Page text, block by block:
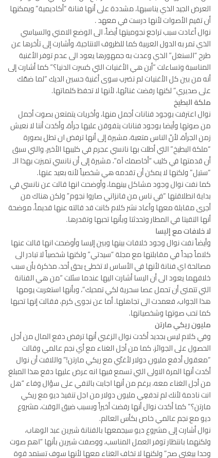
العرض الجيد الذي يناسبها، مشددة على أنها فنانة “أكاديمية” ويمكنها
أن تقيم الأصوات لأنها درست في معهد .
نوال أعادت سبب تراجع نجوميتها أيضاً، الى الوضع الامني والسياسي
الذي تمر به الدول العربية كما للظروف الانتاجية، وأشارت إلى تأخرها عن
طرح “السنغل” الذي وعدت به جمهورها يعود الى عدم توفر الأغنية
المناسبة وتساءلت “أين هي الأغنيات التي كسرت الدنيا؟” كما أشارت إلى
أنه من بين كل الأغنيات لم تضرب سوى أغنية حسين الديك “لما ضمّك
على صديري” لكنها رفضت غنائها، لأنها لا تحفظ كلماتها.
ملكة البطيخ
نوال اعترفت بوجود فنانات أجمل منها، وأخريات يتمتعن بصوت أجمل
من صوتها وأيضا بوجود فنانات يتفوقن عليها جرأة، وأكدت أننا لا نعيش
زمن الجرأة، لأنّ الناس متعبة، مشيرة إلى أنها ترفض ان تطل بصورة
“ملكة البطيخ” التي أطلت بها نانسي عجرم في كليبها الأخير، والتي سبق
أن قدمتها في كليب “أخاصمك آه”، مشيرة إلى أن نانسي تميزت بهذا الـ
“ستيل” ولكنها لا يمكن أن تقدمه هي شخصياً لأنه بعيد عنها.
كما نفت نوال وجود مشاكل بينهما، وأوضحت انها قالت عن نانسي في
بداية انطلاقتها “في ناس من فانزاتي صاروا نجوم” ولكن هناك من
أجرى مقابلة معها وأعاد نشر كلام كانت قد قالته عنها قديماً، موضحة
أنها التقيتا في المطار وتحدثتا وبأنها تحبها وتقدرها.
لا خلافات مع إليسا
وأيضاً نفت نوال وجود خلافات بينها وبين إليسا وأوضحت انها قالت عنها
كلاماً جيداً في مقابلتها مع مجلة “سيدتي” ولكنها شخصياً لا تبادر الى
مصالحة اي فنانة لأنها في الأساس لا تخطئ بحق أحد، مذكرة بأن سبب
خلافهما يعود الى أن اليسا أشارت اليها عندما سئلت “من هي الفنانة
التي تتمنى أن تحمل عصا سحرية لكي تمحيك”، وبأنها استغربت يومها
هذا الجواب، فعمدت الى تجاهلها. أما عن نجوى كرم، فقالت إنها تحبها
كما تحب صوتها وشخصياتها.
مليون ريكي مارتن
وفي كلام ليس بجديد أكدت نوال الزغبي أنها ترفض دفع المال من أجل
الحصول على الجوائز، كما من أجل الغناء مع أي نجم عالمي وقالت
“معقول أدفع مليون دولار لأغنّي مع ريكي مارتن!” واللافت أن نوال
أكدت أنها المرة الاولى التي تسمع فيها انه عرض عليها دفع هذا المبلغ
من أجل الغناء معه، برغم من أنها اجابت بالنفي على سؤال وفاء “هل
انت نادمة لأنك لم تدفعِي مليون دولار من اجل تنفيذ ديو مع ريكي
مارتن؟” كما أكدت نوال أنها رفضت أخيراً وبسبب ضيق الوقت، مشروع
ديو مع نجم عالمي خاص بكأس العالم.
نوال أشارت إلى مشروع ديو سيجمعها بالفنانة شيرين عبد الوهاب،
ولكنهما بانتظار توفر العمل المناسب، ووصفت شيرين بأنها “اهم صوت
وحدا بيغني صح” ولكنها لا تخاف الغناء معها لأنها سوف تستمد قوة